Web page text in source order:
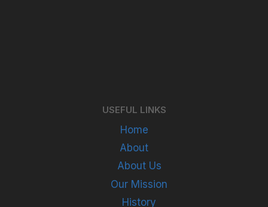
USEFUL LINKS
Home
About
About Us
Our Mission
History